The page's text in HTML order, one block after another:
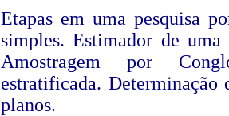
Etapas em uma pesquisa
simples. Estimador de
Amostragem por
estratificada. Determinação
planos.